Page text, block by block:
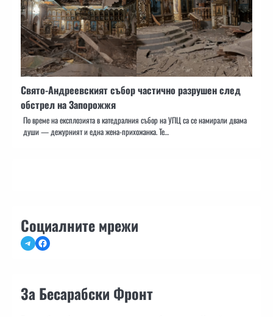
Свято-Андреевският събор частично разрушен след
обстрел на Запорожжя
По време на експлозията в катедралния събор на УПЦ са се намирали двама
души — дежурният и една жена-прихожанка. Те…
Социалните мрежи
TelegramFacebook
За Бесарабски Фронт